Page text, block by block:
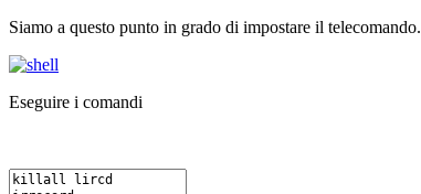
Siamo a questo punto in grado di impostare il telecomando.
Eseguire i comandi